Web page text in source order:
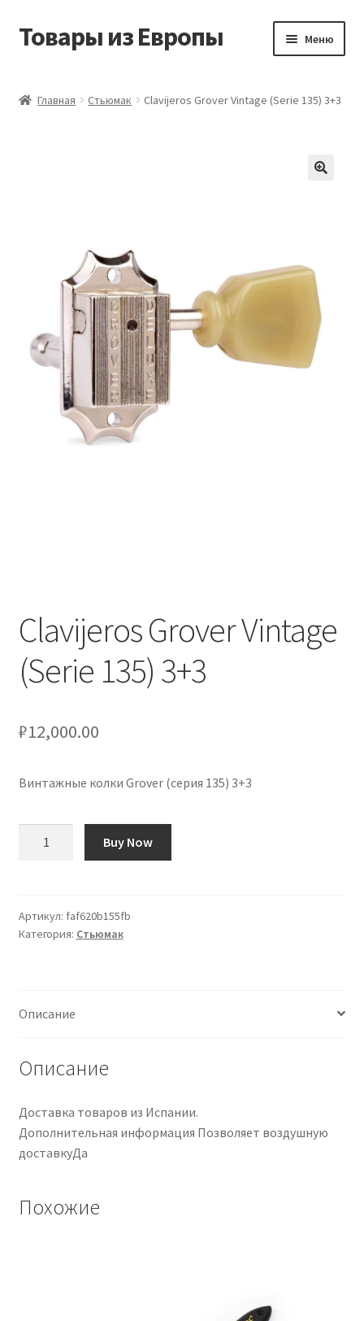
Перейти
Перейти
Товары из Европы Меню
Мой аккаунт
Оставить отзыв
Оформление заказа
Подтверждение заказа
Главная Стьюмак Clavijeros Grover Vintage (Serie 135) 3+3
Clavijeros Grover Vintage
(Serie 135) 3+3
₽12,000.00
Винтажные колки Grover (серия 135) 3+3
Vintage
(Serie
Buy Now
Артикул: faf620b155fb
Категория: Стьюмак
Описание
Описание
Доставка товаров из Испании.
Дополнительная информация Позволяет воздушную
доставкуДа
Похожие